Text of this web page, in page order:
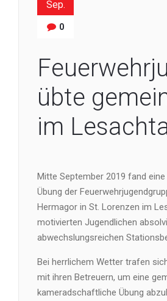
Sep.
0
übte
im
Mitte September 2019 fand
Übung der
Hermagor in St. Lorenzen im
motivierten Jugendlichen
abwechslungsreichen
Bei herrlichem Wetter trafen
mit ihren Betreuern, um eine
kameradschaftliche Übung